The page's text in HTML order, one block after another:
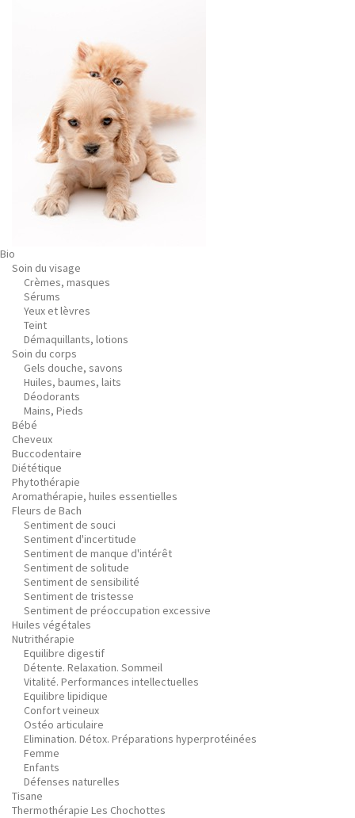
Bio
Soin du visage
Crèmes, masques
Sérums
Yeux et lèvres
Teint
Démaquillants, lotions
Soin du corps
Gels douche, savons
Huiles, baumes, laits
Déodorants
Mains, Pieds
Bébé
Cheveux
Buccodentaire
Diététique
Phytothérapie
Aromathérapie, huiles essentielles
Fleurs de Bach
Sentiment de souci
Sentiment d'incertitude
Sentiment de manque d'intérêt
Sentiment de solitude
Sentiment de sensibilité
Sentiment de tristesse
Sentiment de préoccupation excessive
Huiles végétales
Nutrithérapie
Equilibre digestif
Détente. Relaxation. Sommeil
Vitalité. Performances intellectuelles
Equilibre lipidique
Confort veineux
Ostéo articulaire
Elimination. Détox. Préparations hyperprotéinées
Femme
Enfants
Défenses naturelles
Tisane
Thermothérapie Les Chochottes